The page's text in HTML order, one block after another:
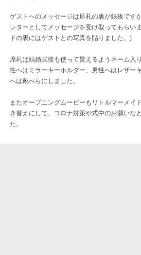
ゲストへのメッセージは席札の裏が鉄板です
レターとしてメッセージを受け取ってもらい
ドの裏にはゲストとの写真を貼りました。)
席札は結婚式後も使って貰えるようネーム入
性へはミラーキーホルダー、男性へはレザー
へは靴べらにしました。
またオープニングムービーもリトルマーメイ
き替えにして、コロナ対策や式中のお願いな
た。